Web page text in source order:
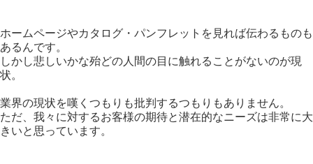
ホームページやカタログ・パンフレットを見れば伝わるものも
あるんです。
しかし悲しいかな殆どの人間の目に触れることがないのが現
状。
業界の現状を嘆くつもりも批判するつもりもありません。
ただ、我々に対するお客様の期待と潜在的なニーズは非常に大
きいと思っています。